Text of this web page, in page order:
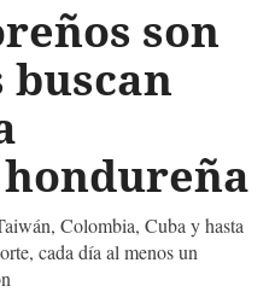
son
buscan
Colombia, Cuba y hasta
cada día al menos un